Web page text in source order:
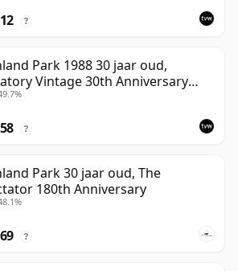
?
Park 1988 30 jaar oud,
Vintage 30th Anniversary
?
Park 30 jaar oud, The
180th Anniversary
?